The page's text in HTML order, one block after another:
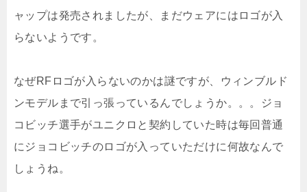
ャップは発売されましたが、まだウェアにはロゴが入
らないようです。
なぜRFロゴが入らないのかは謎ですが、ウィンブルド
ンモデルまで引っ張っているんでしょうか。。。ジョ
コビッチ選手がユニクロと契約していた時は毎回普通
にジョコビッチのロゴが入っていただけに何故なんで
しょうね。